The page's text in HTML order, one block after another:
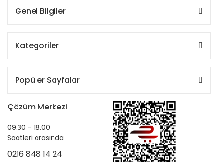
Genel Bilgiler
Kategoriler
Popüler Sayfalar
Çözüm Merkezi
09.30 - 18.00
Saatleri arasında
0216 848 14 24